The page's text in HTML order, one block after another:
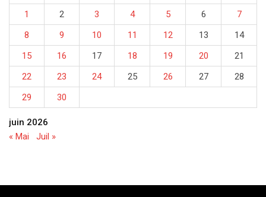
juin 2026
1
2 3 4 5 6
7
8
9 10 11 12 13
14
15
16 17 18 19 20
21
22
23 24 25 26 27
28
29
30
« Mai Juil »